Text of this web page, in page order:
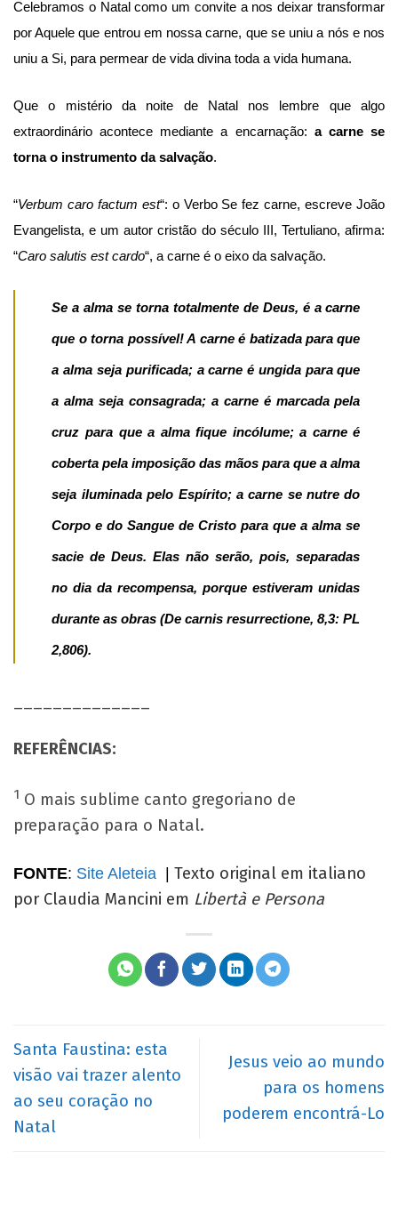
Celebramos o Natal como um convite a nos deixar transformar
por Aquele que entrou em nossa carne, que se uniu a nós e nos
uniu a Si, para permear de vida divina toda a vida humana.
Que o mistério da noite de Natal nos lembre que algo
extraordinário acontece mediante a encarnação: a carne se
torna o instrumento da salvação.
“Verbum caro factum est“: o Verbo Se fez carne, escreve João
Evangelista, e um autor cristão do século III, Tertuliano, afirma:
“Caro salutis est cardo“, a carne é o eixo da salvação.
Se a alma se torna totalmente de Deus, é a carne
que o torna possível! A carne é batizada para que
a alma seja purificada; a carne é ungida para que
a alma seja consagrada; a carne é marcada pela
cruz para que a alma fique incólume; a carne é
coberta pela imposição das mãos para que a alma
seja iluminada pelo Espírito; a carne se nutre do
Corpo e do Sangue de Cristo para que a alma se
sacie de Deus. Elas não serão, pois, separadas
no dia da recompensa, porque estiveram unidas
durante as obras (De carnis resurrectione, 8,3: PL
2,806).
REFERÊNCIAS:
1 O mais sublime canto gregoriano de
preparação para o Natal.
FONTE: Site Aleteia | Texto original em italiano
por Claudia Mancini em Libertà e Persona
Santa Faustina: esta
visão vai trazer alento
ao seu coração no
Natal
Jesus veio ao mundo
para os homens
poderem encontrá-Lo